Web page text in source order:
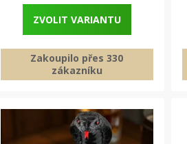
ZVOLIT VARIANTU
Zakoupilo přes 330
zákazníku